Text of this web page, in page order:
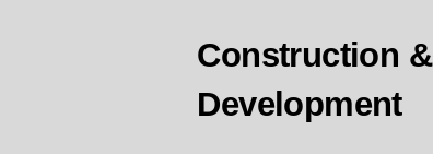
Construction &
Development